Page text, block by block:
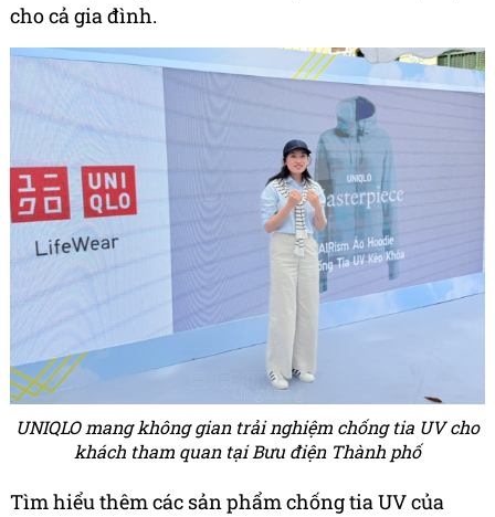
cho cả gia đình.
UNIQLO mang không gian trải nghiệm chống tia UV cho
khách tham quan tại Bưu điện Thành phố
Tìm hiểu thêm các sản phẩm chống tia UV của